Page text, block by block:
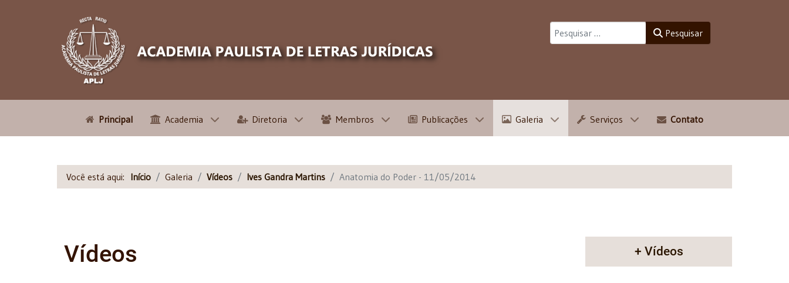
Pesquisar
Principal Academia Diretoria Membros Publicações Galeria Serviços Contato
Você está aqui: Início Galeria Vídeos Ives Gandra Martins Anatomia do Poder - 11/05/2014
Vídeos + Vídeos